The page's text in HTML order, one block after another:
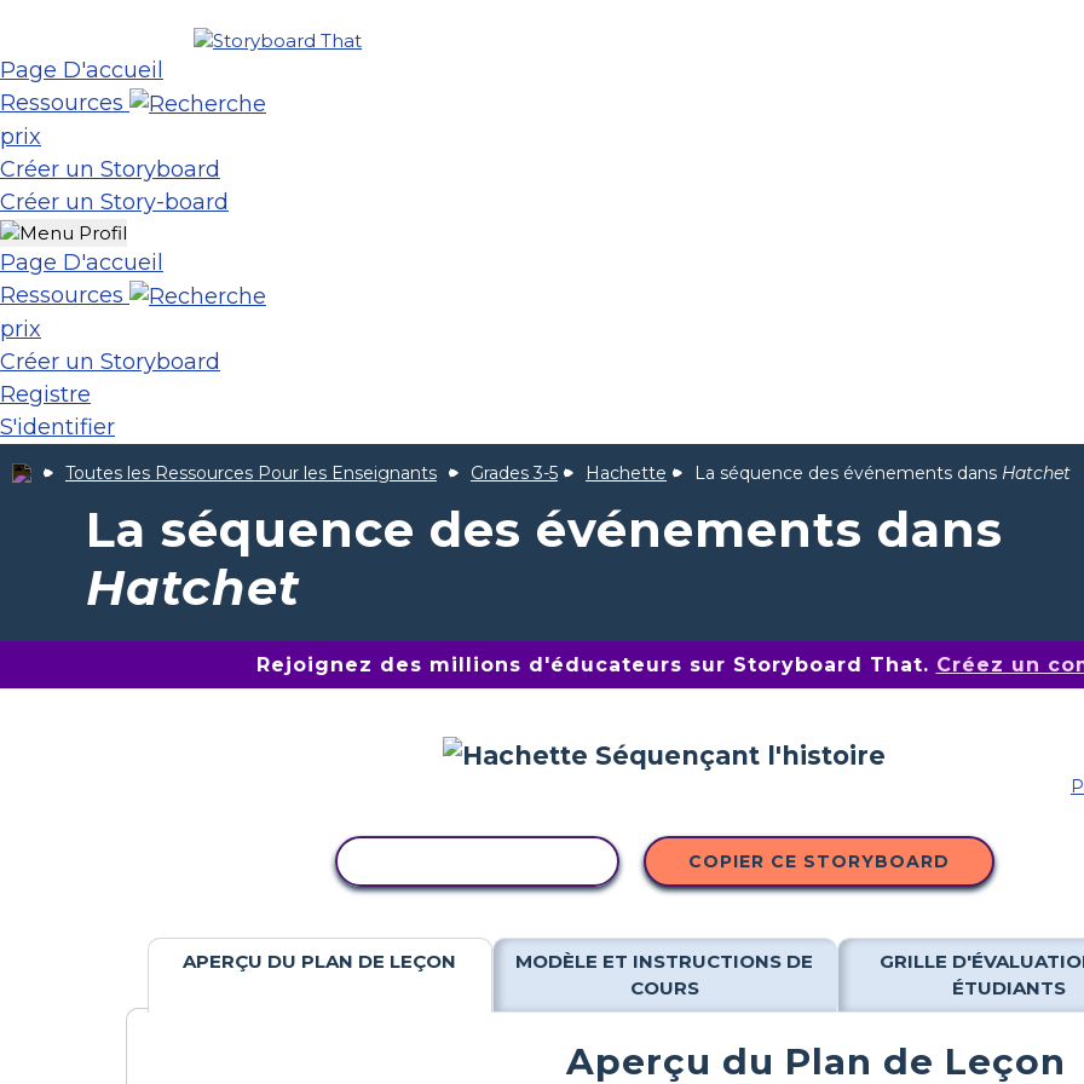
Page D'accueil
Ressources
prix
Créer un Storyboard
Créer un Story-board
Page D'accueil
Ressources
prix
Créer un Storyboard
Registre
S'identifier
Toutes les Ressources Pour les Enseignants Grades 3-5 Hachette La séquence des événements dans Hatchet
La séquence des événements dans
Hatchet
Rejoignez des millions d'éducateurs sur Storyboard That. Créez un
COPIER CE STORYBOARD
APERÇU DU PLAN DE LEÇON
MODÈLE ET INSTRUCTIONS DE
COURS
GRILLE
ÉTUDIANTS
Aperçu du Plan de Leçon